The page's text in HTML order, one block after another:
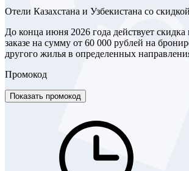
Отели Казахстана и Узбекистана со
До конца июня 2026 года действует
заказе на сумму от 60 000 рублей на
другого жилья в определенных
Промокод
Показать промокод